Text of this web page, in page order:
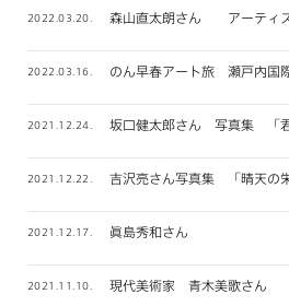
2022.03.20. 森山直太朗さん アーティ
2022.03.16. のん早春アート旅 瀬戸内
2021.12.24. 坂口健太郎さん 写真集 「君
2021.12.22. 吉沢亮さん写真集 「晴天の栄
2021.12.17. 眞島秀和さん
2021.11.10. 現代美術家 青木美歌さん